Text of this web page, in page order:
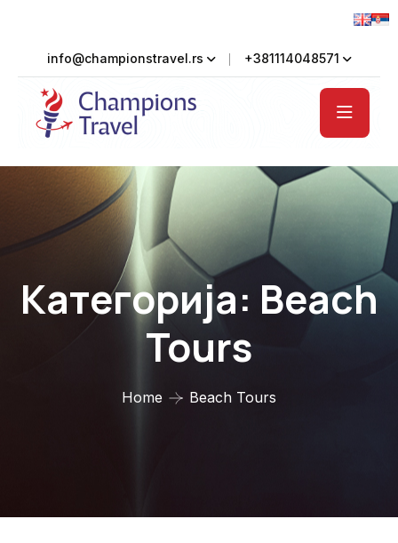
info@championstravel.rs +381114048571
Категорија: Beach
Tours
Home Beach Tours